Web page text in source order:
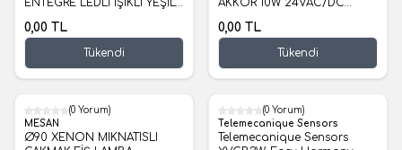
ENTEGRE LEDLİ IŞIKLI YEŞİL
0,00 TL
Tükendi
AKKOR 10W 24VAC/DC
0,00 TL
Tükendi
(0 Yorum)
MESAN
Ø90 XENON MIKNATISLI
(0 Yorum)
Telemecanique Sensors
Telemecanique Sensors